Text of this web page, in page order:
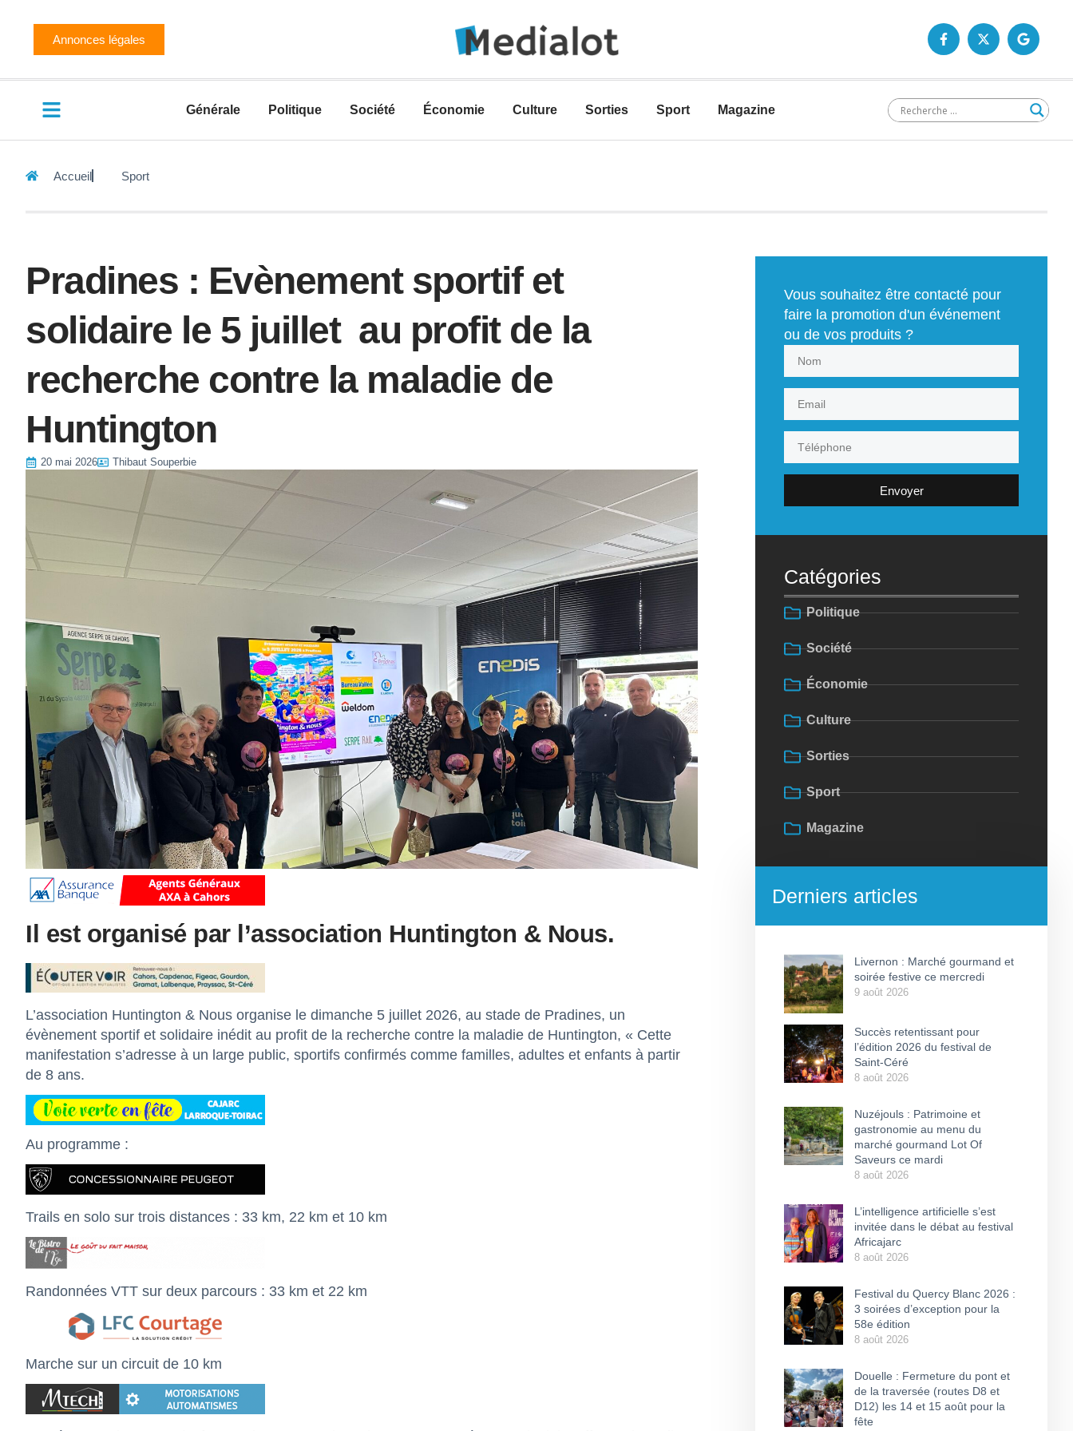
Annonces légales
Générale Politique Société Économie Culture Sorties Sport Magazine
Accueil Sport
Pradines : Evènement sportif et
solidaire le 5 juillet au profit de la
recherche contre la maladie de
Huntington
20 mai 2026 Thibaut Souperbie
Il est organisé par l’association Huntington & Nous.
L’association Huntington & Nous organise le dimanche 5 juillet 2026, au stade de Pradines, un
évènement sportif et solidaire inédit au profit de la recherche contre la maladie de Huntington, « Cette
manifestation s’adresse à un large public, sportifs confirmés comme familles, adultes et enfants à partir
de 8 ans.
Au programme :
Trails en solo sur trois distances : 33 km, 22 km et 10 km
Randonnées VTT sur deux parcours : 33 km et 22 km
Marche sur un circuit de 10 km
Vous souhaitez être contacté pour
faire la promotion d'un événement
ou de vos produits ?
Envoyer
Catégories
Politique
Société
Économie
Culture
Sorties
Sport
Magazine
Derniers articles
Livernon : Marché gourmand et
soirée festive ce mercredi
9 août 2026
Succès retentissant pour
l’édition 2026 du festival de
Saint-Céré
8 août 2026
Nuzéjouls : Patrimoine et
gastronomie au menu du
marché gourmand Lot Of
Saveurs ce mardi
8 août 2026
L’intelligence artificielle s’est
invitée dans le débat au festival
Africajarc
8 août 2026
Festival du Quercy Blanc 2026 :
3 soirées d’exception pour la
58e édition
8 août 2026
Douelle : Fermeture du pont et
de la traversée (routes D8 et
D12) les 14 et 15 août pour la
fête